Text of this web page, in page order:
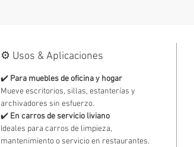
⚙️ Usos & Aplicaciones
✔️ Para muebles de oficina y hogar
Mueve escritorios, sillas, estanterías y
archivadores sin esfuerzo.
✔️ En carros de servicio liviano
Ideales para carros de limpieza,
mantenimiento o servicio en restaurantes.